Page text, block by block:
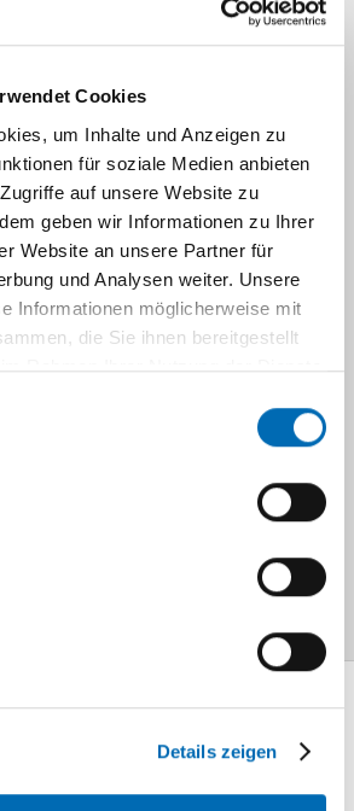
Cookies
um Inhalte und Anzeigen zu
für soziale Medien anbieten
auf unsere Website zu
geben wir Informationen zu Ihrer
Website an unsere Partner für
und Analysen weiter. Unsere
Informationen möglicherweise mit
die Sie ihnen bereitgestellt
Rahmen Ihrer Nutzung der Dienste
Details zeigen
Diese Seite wird aktualisiert.